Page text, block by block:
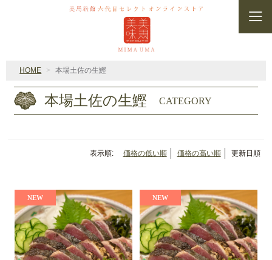
HOME 本場土佐の生鰹
CATEGORY
本場土佐の生鰹
表示順: 価格の低い順 価格の高い順 更新日順